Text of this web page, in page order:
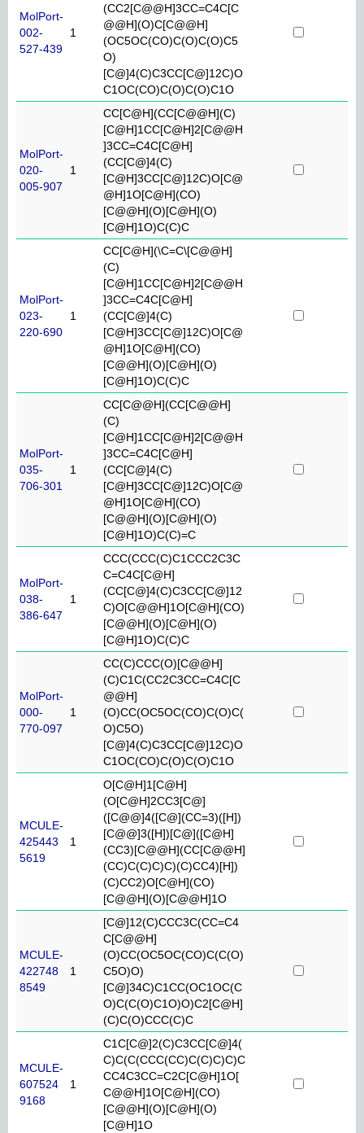
MolPort-
002-
527-439
1
(CC2[C@@H]3CC=C4C[C
@@H](O)C[C@@H]
(OC5OC(CO)C(O)C(O)C5
O)
[C@]4(C)C3CC[C@]12C)O
C1OC(CO)C(O)C(O)C1O
MolPort-
020-
005-907
1
CC[C@H](CC[C@@H](C)
[C@H]1CC[C@H]2[C@@H
]3CC=C4C[C@H]
(CC[C@]4(C)
[C@H]3CC[C@]12C)O[C@
@H]1O[C@H](CO)
[C@@H](O)[C@H](O)
[C@H]1O)C(C)C
MolPort-
023-
220-690
1
CC[C@H](\C=C\[C@@H]
(C)
[C@H]1CC[C@H]2[C@@H
]3CC=C4C[C@H]
(CC[C@]4(C)
[C@H]3CC[C@]12C)O[C@
@H]1O[C@H](CO)
[C@@H](O)[C@H](O)
[C@H]1O)C(C)C
MolPort-
035-
706-301
1
CC[C@@H](CC[C@@H]
(C)
[C@H]1CC[C@H]2[C@@H
]3CC=C4C[C@H]
(CC[C@]4(C)
[C@H]3CC[C@]12C)O[C@
@H]1O[C@H](CO)
[C@@H](O)[C@H](O)
[C@H]1O)C(C)=C
MolPort-
038-
386-647
1
CCC(CCC(C)C1CCC2C3C
C=C4C[C@H]
(CC[C@]4(C)C3CC[C@]12
C)O[C@@H]1O[C@H](CO)
[C@@H](O)[C@H](O)
[C@H]1O)C(C)C
MolPort-
000-
770-097
1
CC(C)CCC(O)[C@@H]
(C)C1C(CC2C3CC=C4C[C
@@H]
(O)CC(OC5OC(CO)C(O)C(
O)C5O)
[C@]4(C)C3CC[C@]12C)O
C1OC(CO)C(O)C(O)C1O
MCULE-
425443
5619
1
O[C@H]1[C@H]
(O[C@H]2CC3[C@]
([C@@]4([C@](CC=3)([H])
[C@@]3([H])[C@]([C@H]
(CC3)[C@@H](CC[C@@H]
(CC)C(C)C)C)(C)CC4)[H])
(C)CC2)O[C@H](CO)
[C@@H](O)[C@@H]1O
MCULE-
422748
8549
1
[C@]12(C)CCC3C(CC=C4
C[C@@H]
(O)CC(OC5OC(CO)C(C(O)
C5O)O)
[C@]34C)C1CC(OC1OC(C
O)C(C(O)C1O)O)C2[C@H]
(C)C(O)CCC(C)C
MCULE-
607524
9168
1
C1C[C@]2(C)C3CC[C@]4(
C)C(C(CCC(CC)C(C)C)C)C
CC4C3CC=C2C[C@H]1O[
C@@H]1O[C@H](CO)
[C@@H](O)[C@H](O)
[C@H]1O